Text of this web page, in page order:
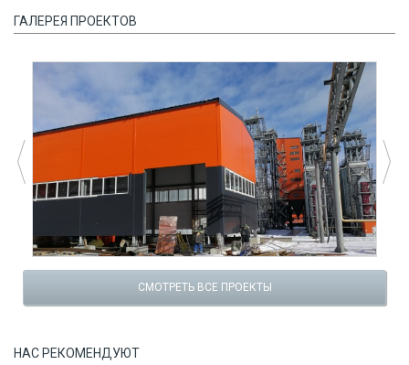
ГАЛЕРЕЯ ПРОЕКТОВ
СМОТРЕТЬ ВСЕ ПРОЕКТЫ
НАС РЕКОМЕНДУЮТ